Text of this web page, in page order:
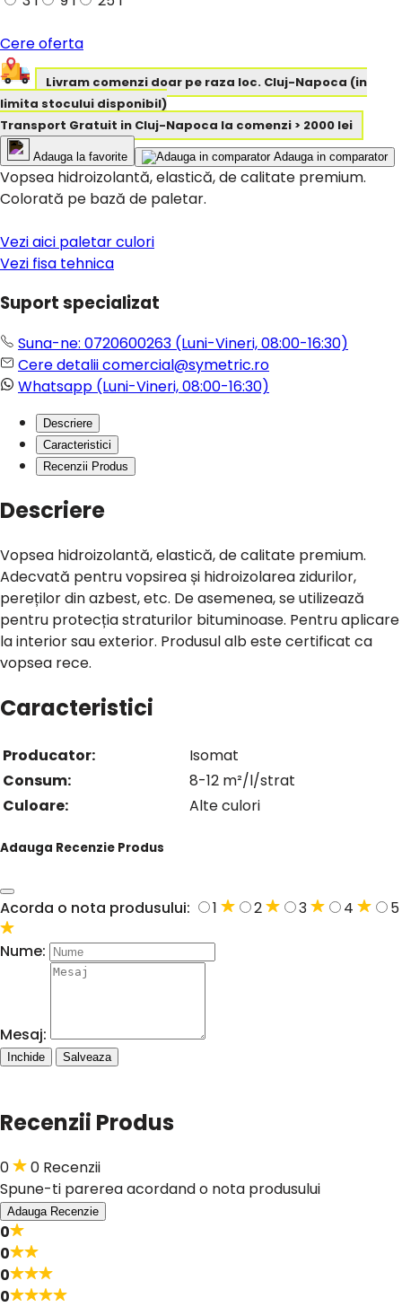
Cere oferta
Livram comenzi doar pe raza loc. Cluj-Napoca (in
limita stocului disponibil)
Transport Gratuit in Cluj-Napoca la comenzi > 2000 lei
Adauga la favorite Adauga in comparator
Vopsea hidroizolantă, elastică, de calitate premium.
Colorată pe bază de paletar.
Vezi aici paletar culori
Vezi fisa tehnica
Suport specializat
Suna-ne: 0720600263 (Luni-Vineri, 08:00-16:30)
Cere detaliicomercial@symetric.ro
Whatsapp (Luni-Vineri, 08:00-16:30)
Descriere
Caracteristici
Recenzii Produs
Descriere
Vopsea hidroizolantă, elastică, de calitate premium.
Adecvată pentru vopsirea și hidroizolarea zidurilor,
pereților din azbest, etc. De asemenea, se utilizează
pentru protecția straturilor bituminoase. Pentru aplicare
la interior sau exterior. Produsul alb este certificat ca
vopsea rece.
Caracteristici
Producator:
Isomat
Consum:
8-12 m²/l/strat
Culoare:
Alte culori
Adauga Recenzie Produs
Acorda o nota produsului: 1 2 3 4 5
Nume:
Mesaj:
Inchide Salveaza
Recenzii Produs
0
0 Recenzii
Spune-ti parerea acordand o nota produsului
Adauga Recenzie
0
0
0
0